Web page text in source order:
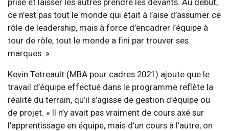
ce n’est pas tout le monde qui était à l’aise d’assumer ce
rôle de leadership, mais à force d’encadrer l’équipe à
tour de rôle, tout le monde a fini par trouver ses
marques. »
Kevin Tetreault (MBA pour cadres 2021) ajoute que le
travail d’équipe effectué dans le programme reflète la
réalité du terrain, qu’il s’agisse de gestion d’équipe ou
de projet. « Il n’y avait pas vraiment de cours axé sur
l’apprentissage en équipe, mais d’un cours à l’autre, on